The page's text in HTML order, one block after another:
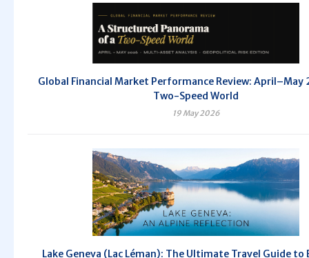
Global Financial Market Performance Review:
Two-Speed World
19 May 2026
Lake Geneva (Lac Léman): The Ultimate Travel Guide to